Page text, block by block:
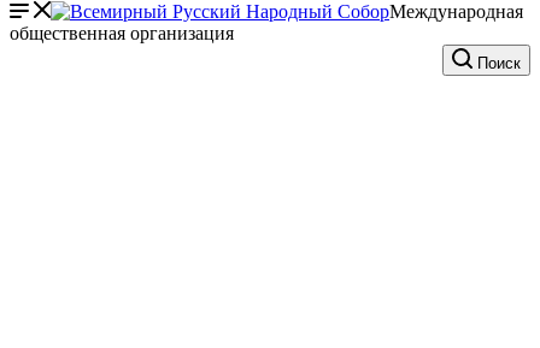
Международная
общественная организация
Поиск